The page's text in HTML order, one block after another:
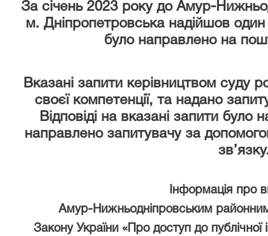
За січень 2023 року до Амур-
м. Дніпропетровська надійшов
було направлено на
Вказані запити керівництвом суду
своєї компетенції, та надано
Відповіді на вказані запити
направлено запитувачу за
Інформація про
Амур-Нижньодніпровським
Закону України «Про доступ до публічної